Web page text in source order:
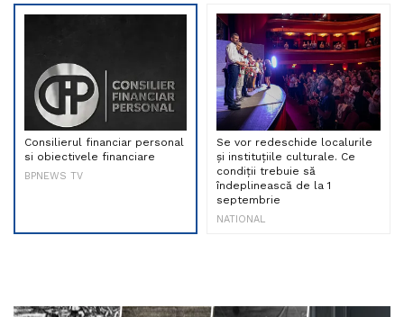
Consilierul financiar personal
si obiectivele financiare
BPNEWS TV
Se vor redeschide localurile
și instituțiile culturale. Ce
condiții trebuie să
îndeplinească de la 1
septembrie
NATIONAL